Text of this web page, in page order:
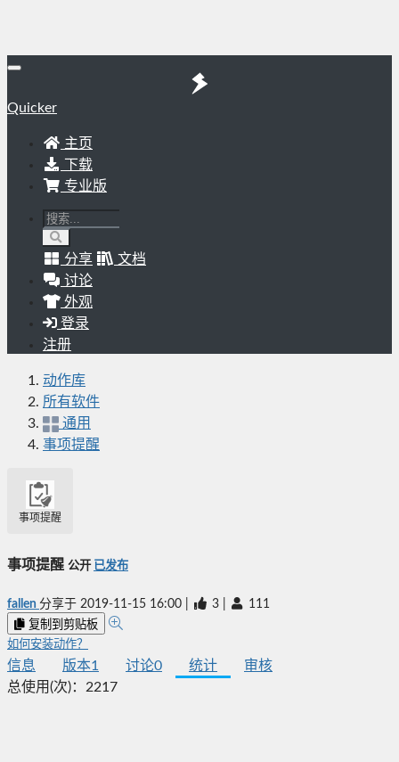
Quicker
主页
下载
专业版
分享
文档
讨论
外观
登录
注册
动作库
所有软件
通用
事项提醒
事项提醒
事项提醒 公开 已发布
fallen 分享于 2019-11-15 16:00 3 111
复制到剪贴板
如何安装动作？
信息 版本1 讨论0 统计
审核
总使用(次)： 2217